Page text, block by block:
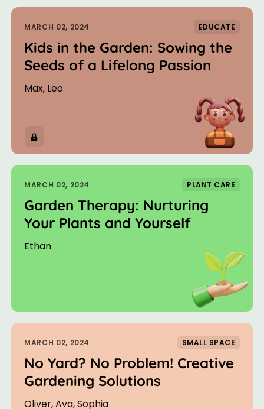
MARCH 02, 2024 EDUCATE
Kids in the Garden: Sowing the
Seeds of a Lifelong Passion
Max, Leo
MARCH 02, 2024 PLANT CARE
Garden Therapy: Nurturing
Your Plants and Yourself
Ethan
MARCH 02, 2024 SMALL SPACE
No Yard? No Problem! Creative
Gardening Solutions
Oliver, Ava, Sophia